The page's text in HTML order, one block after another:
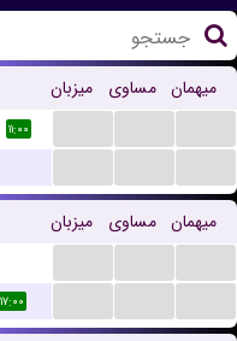
میزبان مساوی میهمان
۱۱:۰۰
میزبان مساوی میهمان
۱۷:۰۰